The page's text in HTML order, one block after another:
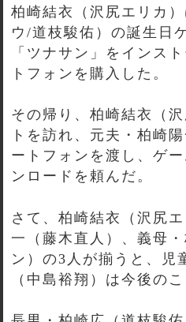
柏崎結衣（沢尻エリカ
ウ/道枝駿佑）の誕生日
「ツナサン」をインス
トフォンを購入した。
その帰り、柏崎結衣（
トを訪れ、元夫・柏崎
ートフォンを渡し、ゲ
ンロードを頼んだ。
さて、柏崎結衣（沢尻
一（藤木直人）、義母
ン）の3人が揃うと、児
（中島裕翔）は今後の